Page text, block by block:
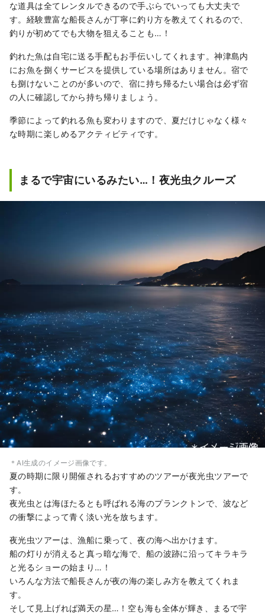
な道具は全てレンタルできるので手ぶらでいっても大丈夫で
す。経験豊富な船長さんが丁寧に釣り方を教えてくれるので、
釣りが初めてでも大物を狙えることも…！
釣れた魚は自宅に送る手配もお手伝いしてくれます。神津島内
にお魚を捌くサービスを提供している場所はありません。宿で
も捌けないことのが多いので、宿に持ち帰るたい場合は必ず宿
の人に確認してから持ち帰りましょう。
季節によって釣れる魚も変わりますので、夏だけじゃなく様々
な時期に楽しめるアクティビティです。
まるで宇宙にいるみたい…！夜光虫クルーズ
＊AI生成のイメージ画像です。
夏の時期に限り開催されるおすすめのツアーが夜光虫ツアーで
す。
夜光虫とは海ほたるとも呼ばれる海のプランクトンで、波など
の衝撃によって青く淡い光を放ちます。
夜光虫ツアーは、漁船に乗って、夜の海へ出かけます。
船の灯りが消えると真っ暗な海で、船の波跡に沿ってキラキラ
と光るショーの始まり…！
いろんな方法で船長さんが夜の海の楽しみ方を教えてくれま
す。
そして見上げれば満天の星…！空も海も全体が輝き、まるで宇